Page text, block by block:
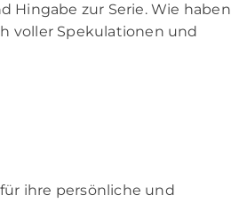
Hingabe zur Serie. Wie haben
voller Spekulationen und
ihre persönliche und